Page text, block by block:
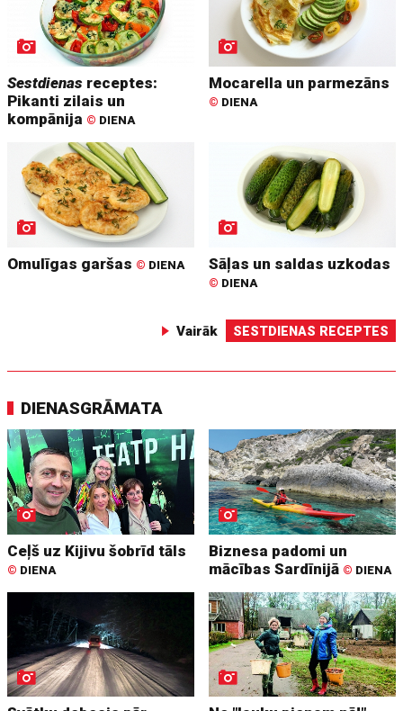
Sestdienas receptes:
Pikanti zilais un
kompānija © DIENA
Mocarella un parmezāns
© DIENA
Omulīgas garšas © DIENA Sāļas un saldas uzkodas
© DIENA
Vairāk SESTDIENAS RECEPTES
DIENASGRĀMATA
Ceļš uz Kijivu šobrīd tāls
© DIENA
Biznesa padomi un
mācības Sardīnijā © DIENA